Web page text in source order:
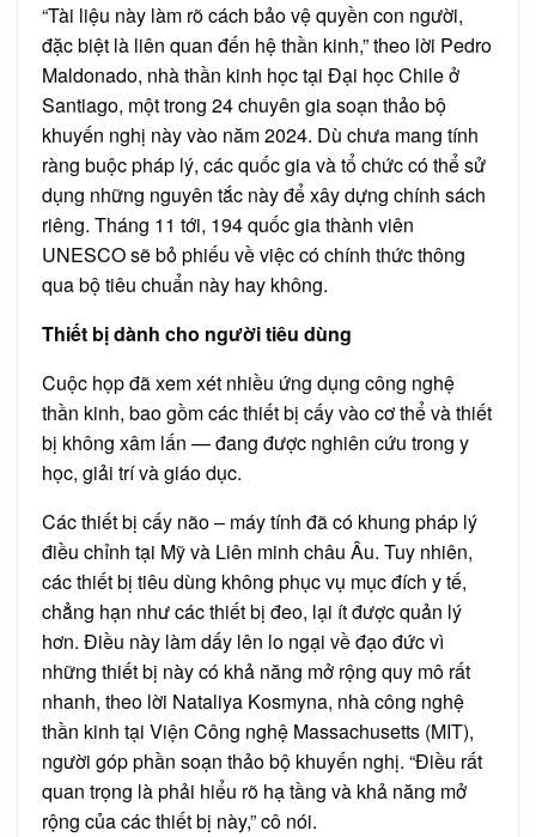
“Tài liệu này làm rõ cách bảo vệ quyền con người,
đặc biệt là liên quan đến hệ thần kinh,” theo lời Pedro
Maldonado, nhà thần kinh học tại Đại học Chile ở
Santiago, một trong 24 chuyên gia soạn thảo bộ
khuyến nghị này vào năm 2024. Dù chưa mang tính
ràng buộc pháp lý, các quốc gia và tổ chức có thể sử
dụng những nguyên tắc này để xây dựng chính sách
riêng. Tháng 11 tới, 194 quốc gia thành viên
UNESCO sẽ bỏ phiếu về việc có chính thức thông
qua bộ tiêu chuẩn này hay không.
Thiết bị dành cho người tiêu dùng
Cuộc họp đã xem xét nhiều ứng dụng công nghệ
thần kinh, bao gồm các thiết bị cấy vào cơ thể và thiết
bị không xâm lấn — đang được nghiên cứu trong y
học, giải trí và giáo dục.
Các thiết bị cấy não – máy tính đã có khung pháp lý
điều chỉnh tại Mỹ và Liên minh châu Âu. Tuy nhiên,
các thiết bị tiêu dùng không phục vụ mục đích y tế,
chẳng hạn như các thiết bị đeo, lại ít được quản lý
hơn. Điều này làm dấy lên lo ngại về đạo đức vì
những thiết bị này có khả năng mở rộng quy mô rất
nhanh, theo lời Nataliya Kosmyna, nhà công nghệ
thần kinh tại Viện Công nghệ Massachusetts (MIT),
người góp phần soạn thảo bộ khuyến nghị. “Điều rất
quan trọng là phải hiểu rõ hạ tầng và khả năng mở
rộng của các thiết bị này,” cô nói.